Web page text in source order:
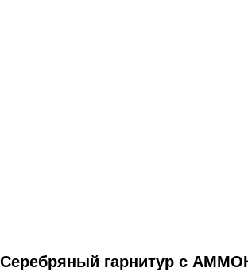
Серебряный гарнитур с